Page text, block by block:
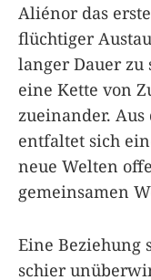
Aliénor das
flüchtiger
langer Dauer
eine Kette von
zueinander.
entfaltet sich
neue Welten
gemeinsamen
Eine Beziehung
schier